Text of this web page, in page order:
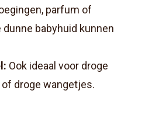
parfum of
babyhuid kunnen
Ook ideaal voor droge
droge wangetjes.